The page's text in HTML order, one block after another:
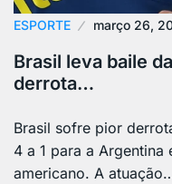
ESPORTE março 26,
Brasil leva baile
derrota…
Brasil sofre pior
4 a 1 para a
americano. A